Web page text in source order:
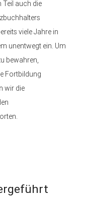
auch die
viele Jahre in
unentwegt ein. Um
bewahren,
Fortbildung
wir die